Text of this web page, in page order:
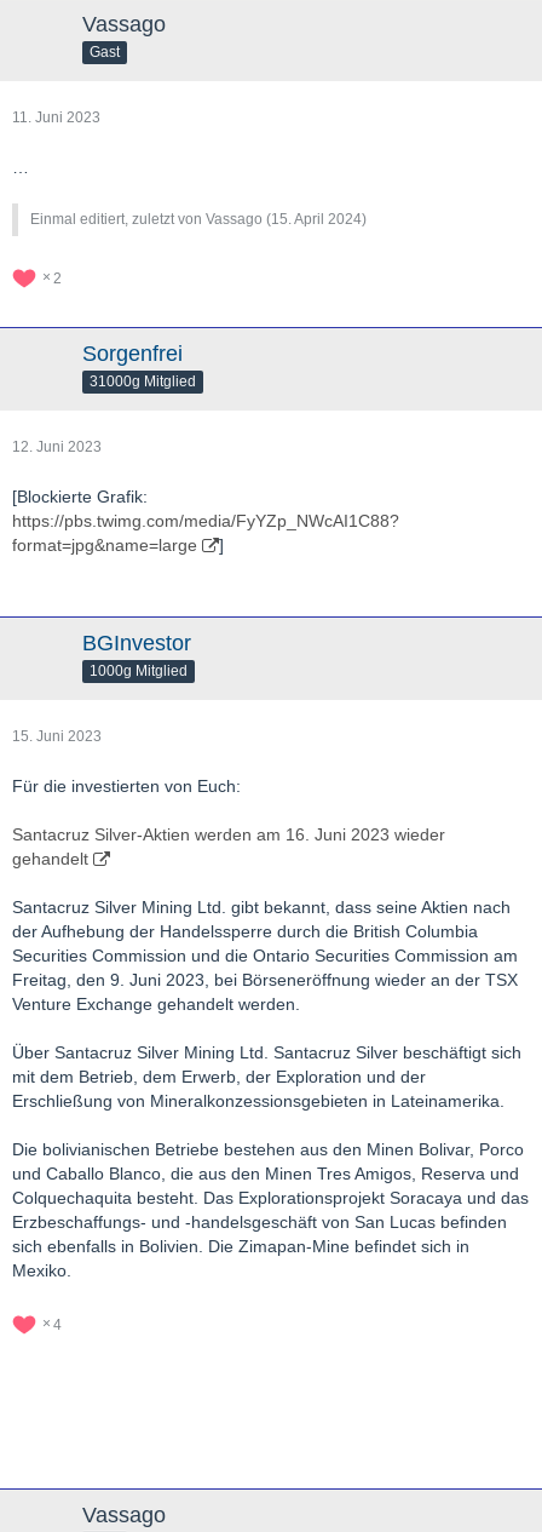
Vassago
Gast
11. Juni 2023
Einmal editiert, zuletzt von Vassago (15. April 2024)
2
Sorgenfrei
31000g Mitglied
12. Juni 2023
[Blockierte Grafik:
https://pbs.twimg.com/media/FyYZp_NWcAI1C88?
format=jpg&name=large
]
BGInvestor
1000g Mitglied
15. Juni 2023
Für die investierten von Euch:
Santacruz Silver-Aktien werden am 16. Juni 2023 wieder
gehandelt
Santacruz Silver Mining Ltd. gibt bekannt, dass seine Aktien nach
der Aufhebung der Handelssperre durch die British Columbia
Securities Commission und die Ontario Securities Commission am
Freitag, den 9. Juni 2023, bei Börseneröffnung wieder an der TSX
Venture Exchange gehandelt werden.
Über Santacruz Silver Mining Ltd. Santacruz Silver beschäftigt sich
mit dem Betrieb, dem Erwerb, der Exploration und der
Erschließung von Mineralkonzessionsgebieten in Lateinamerika.
Die bolivianischen Betriebe bestehen aus den Minen Bolivar, Porco
und Caballo Blanco, die aus den Minen Tres Amigos, Reserva und
Colquechaquita besteht. Das Explorationsprojekt Soracaya und das
Erzbeschaffungs- und -handelsgeschäft von San Lucas befinden
sich ebenfalls in Bolivien. Die Zimapan-Mine befindet sich in
Mexiko.
4
Vassago